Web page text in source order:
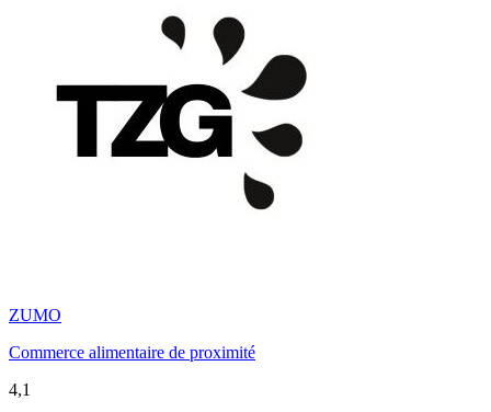
ZUMO
Commerce alimentaire de proximité
4,1